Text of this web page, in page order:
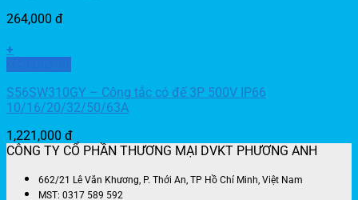
264,000 đ
+
S56SW310GY – Công tắc có đế 3P 500V IP66
10/16/20/32/50/63A
1,221,000 đ
CÔNG TY CỔ PHẦN THƯƠNG MẠI DVKT PHƯƠNG ANH
662/21 Lê Văn Khương, P. Thới An, TP Hồ Chí Minh, Việt Nam
MST: 0317 589 592